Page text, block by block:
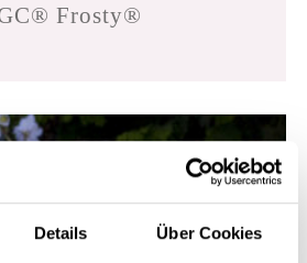
Details Über Cookies
Frosty®